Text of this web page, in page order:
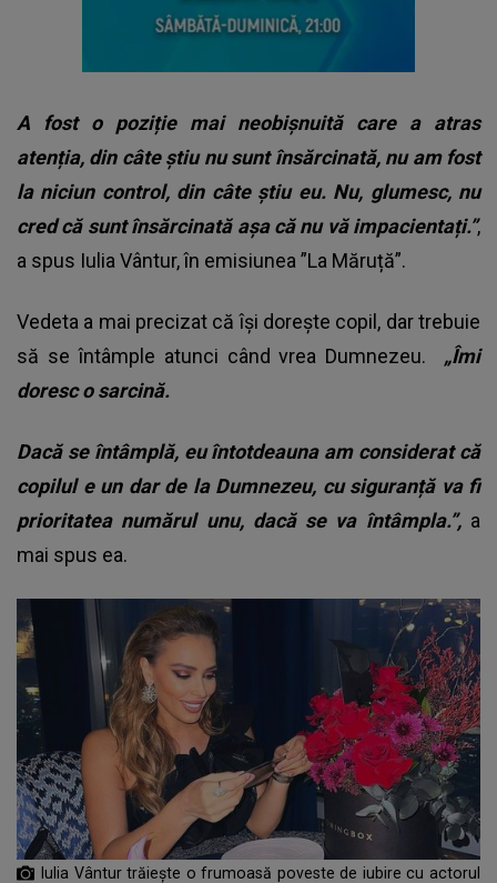
A fost o poziție mai neobișnuită care a atras
atenția, din câte știu nu sunt însărcinată, nu am fost
la niciun control, din câte știu eu. Nu, glumesc, nu
cred că sunt însărcinată așa că nu vă impacientați.”,
a spus Iulia Vântur, în emisiunea ”La Măruță”.
Vedeta a mai precizat că își dorește copil, dar trebuie
să se întâmple atunci când vrea Dumnezeu. „Îmi
doresc o sarcină.
Dacă se întâmplă, eu întotdeauna am considerat că
copilul e un dar de la Dumnezeu, cu siguranță va fi
prioritatea numărul unu, dacă se va întâmpla.”, a
mai spus ea.
Iulia Vântur trăiește o frumoasă poveste de iubire cu actorul